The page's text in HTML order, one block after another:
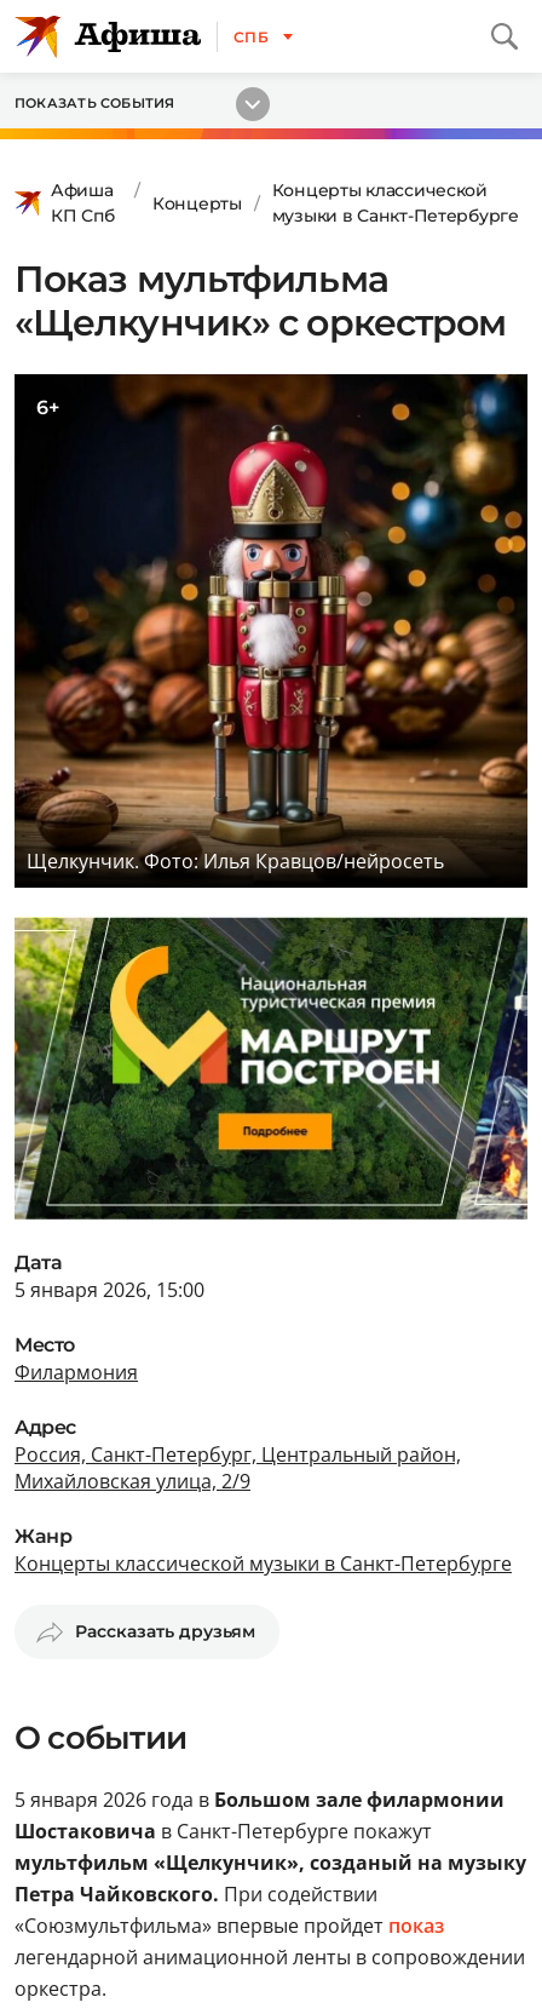
СПБ
ПОКАЗАТЬ СОБЫТИЯ
Афиша
КП Спб
Концерты
Концерты классической
музыки в Санкт-Петербурге
Показ мультфильма
«Щелкунчик» с оркестром
6+
Щелкунчик. Фото: Илья Кравцов/нейросеть
Дата
5 января 2026, 15:00
Место
Филармония
Адрес
Россия, Санкт-Петербург, Центральный район,
Михайловская улица, 2/9
Жанр
Концерты классической музыки в Санкт-Петербурге
Рассказать друзьям
О событии
5 января 2026 года в Большом зале филармонии
Шостаковича в Санкт-Петербурге покажут
мультфильм «Щелкунчик», созданый на музыку
Петра Чайковского. При содействии
«Союзмультфильма» впервые пройдет показ
легендарной анимационной ленты в сопровождении
оркестра.